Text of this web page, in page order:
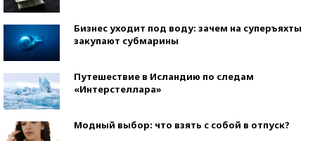
Бизнес уходит под воду: зачем на суперъяхты
закупают субмарины
Путешествие в Исландию по следам
«Интерстеллара»
Модный выбор: что взять с собой в отпуск?